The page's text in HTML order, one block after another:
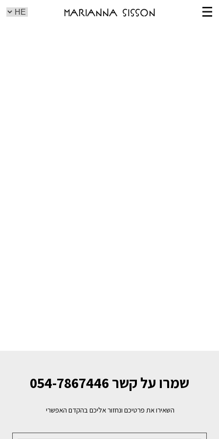
Marianna Sisson
שמרו על קשר 054-7867446
השאירו את פרטיכם ונחזור אליכם בהקדם האפשרי